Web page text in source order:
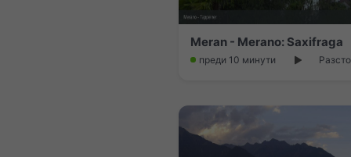
Meran - Merano: Saxifraga
преди 10 минути